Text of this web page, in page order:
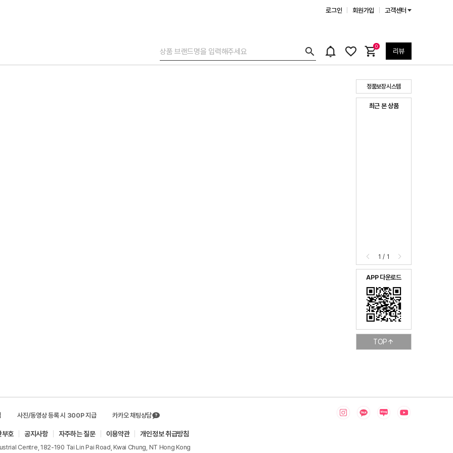
로그인 회원가입 고객센터
0
리뷰
정품보장시스템
최근 본 상품
1 / 1
APP 다운로드
TOP
사진/동영상 등록 시 300P 지급 카카오 채팅상담
부호 공지사항 자주하는 질문 이용약관 개인정보 취급방침
Centre, 182-190 Tai Lin Pai Road, Kwai Chung, NT Hong Kong